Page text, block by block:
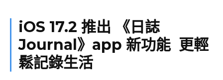
iOS 17.2 推出 《日誌
Journal》app 新功能 更輕
鬆記錄生活